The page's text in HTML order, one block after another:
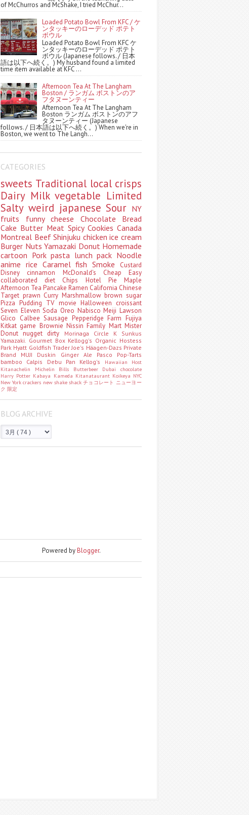
of McChurros and McShake, I tried McChur...
Loaded Potato Bowl From KFC / ケ
ンタッキーのローデッド ポテト
ボウル
Loaded Potato Bowl From KFC ケ
ンタッキーのローデッド ポテト
ボウル (Japanese follows. / 日本
語は以下へ続く。) My husband found a limited
time item available at KFC ...
Afternoon Tea At The Langham
Boston / ランガム ボストンのア
フタヌーンティー
Afternoon Tea At The Langham
Boston ランガム ボストンのアフ
タヌーンティー (Japanese
follows. / 日本語は以下へ続く。) When we're in
Boston, we went to The Langh...
CATEGORIES
sweets Traditional local crisps
Dairy Milkvegetable Limited
Salty weird japanese Sour NY
fruits funny cheese Chocolate Bread
Cake Butter Meat Spicy Cookies Canada
Montreal BeefShinjuku chickenice cream
Burger Nuts Yamazaki Donut Homemade
cartoon Porkpasta lunch pack Noodle
anime rice CaramelfishSmoke
Custard
Disney cinnamon McDonald's Cheap Easy
collaborated diet Chips Hotel PieMaple
Afternoon Tea Pancake Ramen California Chinese
Target prawn Curry Marshmallowbrown sugar
PizzaPudding TV movie Halloween croissant
Seven ElevenSoda Oreo NabiscoMeijiLawson
Glico CalbeeSausage Pepperidge FarmFujiya
Kitkat game BrownieNissinFamily MartMister
Donutnugget dirty Morinaga Circle K Sunkus
Yamazaki. Gourmet Box Kellogg's Organic Hostess
Park Hyatt GoldfishTrader Joe's Häagen-Dazs Private
Brand MUJI Duskin Ginger Ale Pasco Pop-Tarts
bamboo Calpis Debu Pan Kellog's
Hawaiian Host
Kitanachelin Michelin Bills Butterbeer Dubai chocolate
Harry Potter Kabaya Kameda Kitanataurant Koikeya NYC
New Yorkcrackers new shake shackチョコレート ニューヨー
ク 限定
BLOG ARCHIVE
Powered byBlogger.